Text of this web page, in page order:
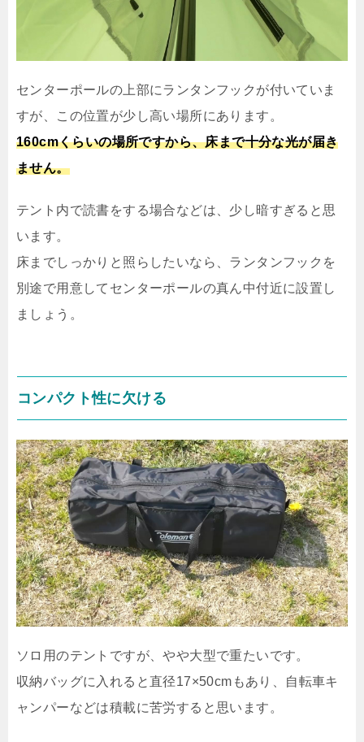
センターポールの上部にランタンフックが付いていま
すが、この位置が少し高い場所にあります。
160cmくらいの場所ですから、床まで十分な光が届き
ません。
テント内で読書をする場合などは、少し暗すぎると思
います。
床までしっかりと照らしたいなら、ランタンフックを
別途で用意してセンターポールの真ん中付近に設置し
ましょう。
コンパクト性に欠ける
ソロ用のテントですが、やや大型で重たいです。
収納バッグに入れると直径17×50cmもあり、自転車キ
ャンパーなどは積載に苦労すると思います。